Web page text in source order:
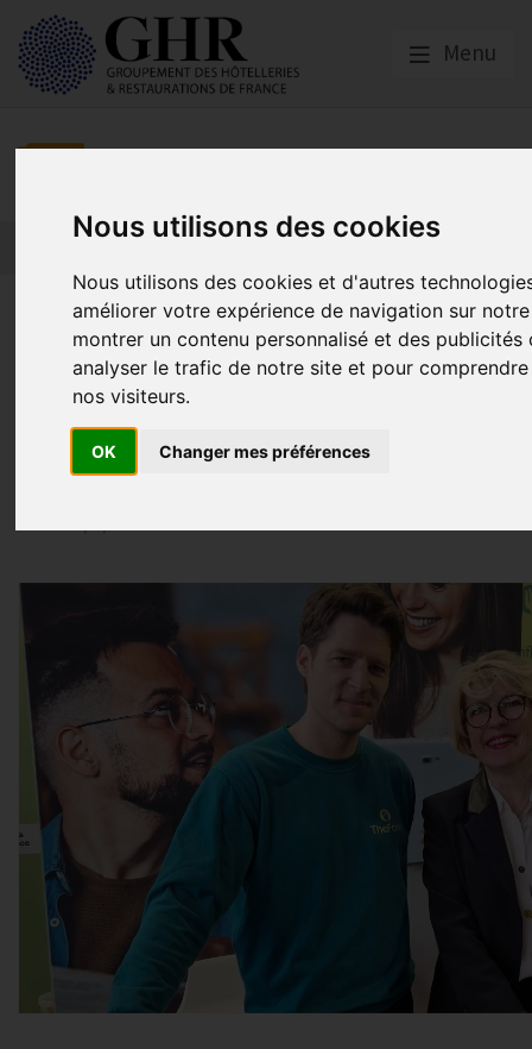
Nous utilisons des cookies
Nous utilisons des cookies et d'autres
améliorer votre expérience de navigation sur
montrer un contenu personnalisé et des publicités
analyser le trafic de notre site et pour
nos visiteurs.
OK Changer mes préférences
Menu
Presse
GHR x TheFork : Un
restaurateurs. Co-construire
pour soutenir leur activité